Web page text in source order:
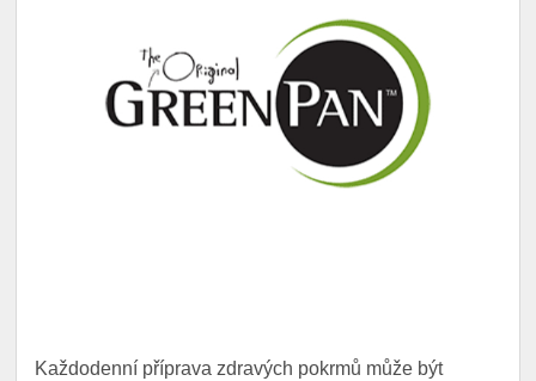
Každodenní příprava zdravých pokrmů může být